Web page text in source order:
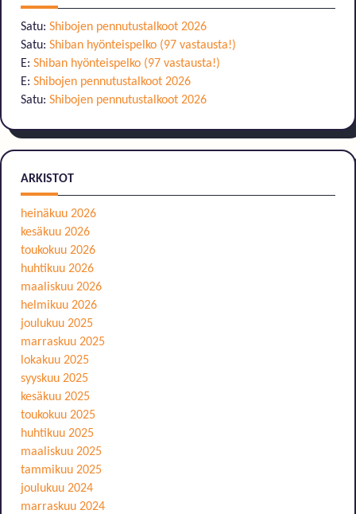
Satu: Shibojen pennutustalkoot 2026
Satu: Shiban hyönteispelko (97 vastausta!)
E: Shiban hyönteispelko (97 vastausta!)
E: Shibojen pennutustalkoot 2026
Satu: Shibojen pennutustalkoot 2026
ARKISTOT
heinäkuu 2026
kesäkuu 2026
toukokuu 2026
huhtikuu 2026
maaliskuu 2026
helmikuu 2026
joulukuu 2025
marraskuu 2025
lokakuu 2025
syyskuu 2025
kesäkuu 2025
toukokuu 2025
huhtikuu 2025
maaliskuu 2025
tammikuu 2025
joulukuu 2024
marraskuu 2024